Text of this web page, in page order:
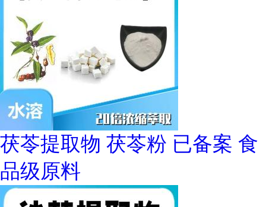
茯苓提取物 茯苓粉 已备案 食
品级原料